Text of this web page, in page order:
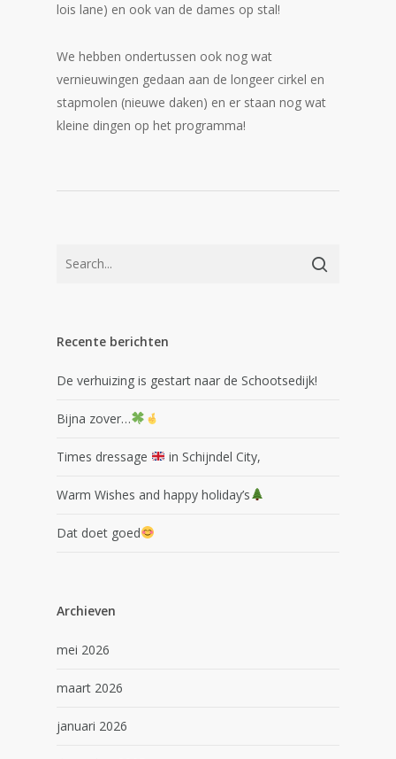
lois lane) en ook van de dames op stal!
We hebben ondertussen ook nog wat
vernieuwingen gedaan aan de longeer cirkel en
stapmolen (nieuwe daken) en er staan nog wat
kleine dingen op het programma!
Recente berichten
De verhuizing is gestart naar de Schootsedijk!
Bijna zover…
Times dressage in Schijndel City,
Warm Wishes and happy holiday’s
Dat doet goed
Archieven
mei 2026
maart 2026
januari 2026